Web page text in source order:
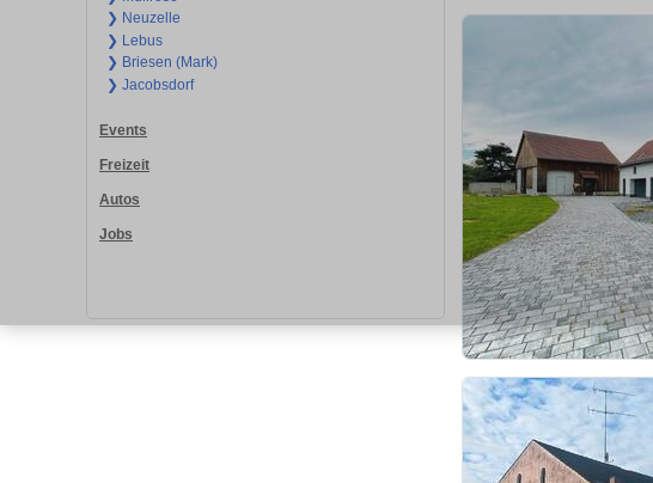
❯ Neuzelle
❯ Lebus
❯ Briesen (Mark)
❯ Jacobsdorf
Events
Freizeit
Autos
Jobs